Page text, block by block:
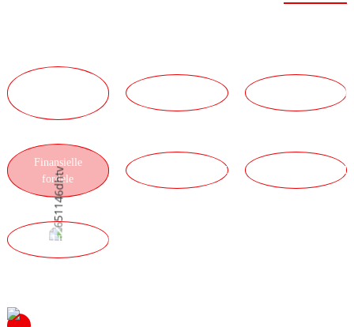
SERVICEFORDELE
Finansielle
fordele
LOGISTIKFORDELE
KVALITETSFORDELE